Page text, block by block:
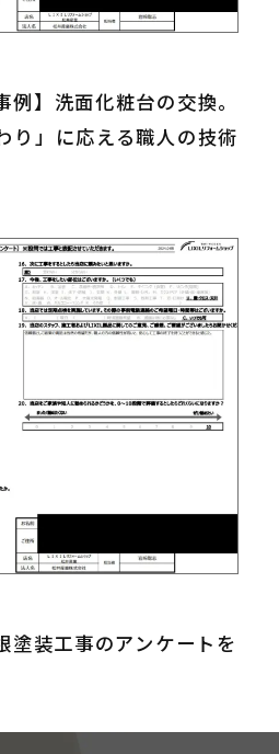
例】洗面化粧台の交換。
り」に応える職人の技術
塗装工事のアンケートを